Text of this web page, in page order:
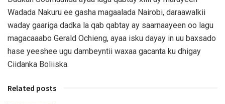
Wadada Nakuru ee gasha magaalada Nairobi, daraawalkii
waday gaariga dadka la qab qabtay ay saarnaayeen oo lagu
magacaaabo Gerald Ochieng, ayaa isku dayay in uu baxsado
hase yeeshee ugu dambeyntii waxaa gacanta ku dhigay
Ciidanka Boliiska.
Related posts